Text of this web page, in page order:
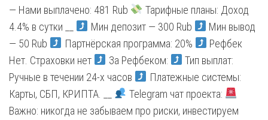
— Нами выплачено: 481 Rub
Тарифные планы: Доход
4.4% в сутки __
Мин депозит — 300 Rub
Мин вывод
— 50 Rub
Партнёрская программа: 20%
Рефбек
Нет. Страховки нет
За Рефбеком:
Тип выплат:
Ручные в течении 24-х часов
Платежные системы:
Карты, СБП, КРИПТА. __
Telegram чат проекта:
Важно: никогда не забываем про риски, инвестируем